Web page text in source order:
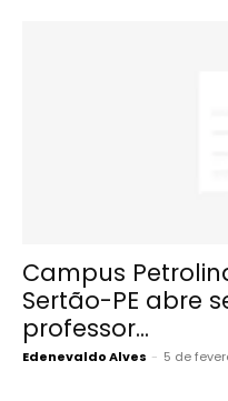
Campus
Sertão-PE abre
professor...
Edenevaldo Alves - 5 de